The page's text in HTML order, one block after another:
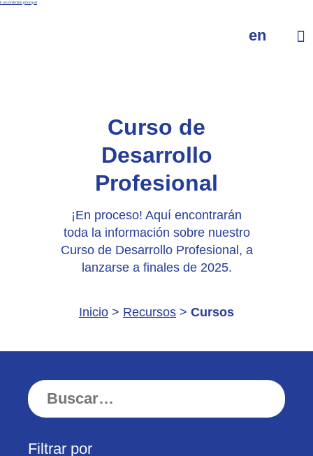
Ir al contenido principal
en
Curso de
Desarrollo
Profesional
¡En proceso! Aquí encontrarán
toda la información sobre nuestro
Curso de Desarrollo Profesional, a
lanzarse a finales de 2025.
Inicio > Recursos > Cursos